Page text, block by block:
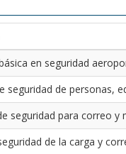
en seguridad
seguridad de personas,
seguridad para correo
de la carga y